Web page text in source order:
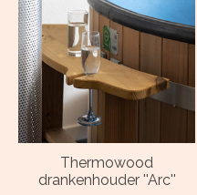
Thermowood
drankenhouder ''Arc''